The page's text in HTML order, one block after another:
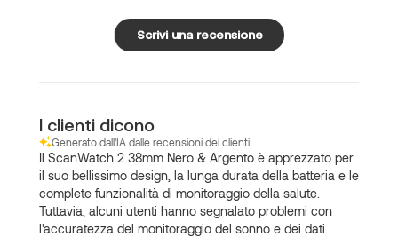
Scrivi una recensione
I clienti dicono
Generato dall'IA dalle recensioni dei clienti.
Il ScanWatch 2 38mm Nero & Argento è apprezzato per
il suo bellissimo design, la lunga durata della batteria e le
complete funzionalità di monitoraggio della salute.
Tuttavia, alcuni utenti hanno segnalato problemi con
l'accuratezza del monitoraggio del sonno e dei dati.